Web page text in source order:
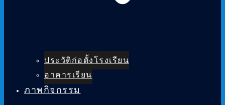
ประวัติก่อตั้งโรงเรียน
อาคารเรียน
ภาพกิจกรรม